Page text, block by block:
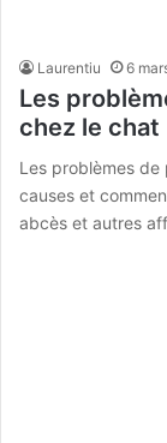
Laurentiu 6
Les
chez le chat
Les problèmes de
causes et
abcès et autres